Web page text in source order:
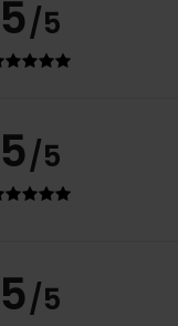
5/5
5/5
5/5